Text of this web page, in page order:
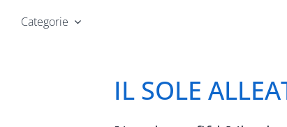
Categorie
IL SOLE